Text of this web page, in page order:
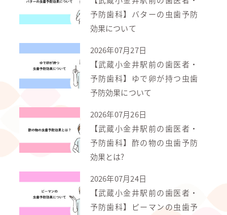
予防歯科】バターの虫歯予防
効果について
2026年07月27日
【武蔵小金井駅前の歯医者・
予防歯科】ゆで卵が持つ虫歯
予防効果について
2026年07月26日
【武蔵小金井駅前の歯医者・
予防歯科】酢の物の虫歯予防
効果とは?
2026年07月24日
【武蔵小金井駅前の歯医者・
予防歯科】ピーマンの虫歯予